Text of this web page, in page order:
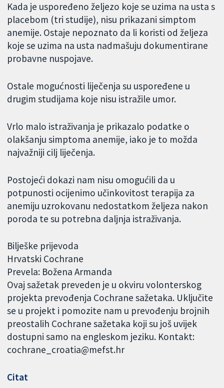
Kada je uspoređeno željezo koje se uzima na usta s
placebom (tri studije), nisu prikazani simptom
anemije. Ostaje nepoznato da li koristi od željeza
koje se uzima na usta nadmašuju dokumentirane
probavne nuspojave.
Ostale mogućnosti liječenja su uspoređene u
drugim studijama koje nisu istražile umor.
Vrlo malo istraživanja je prikazalo podatke o
olakšanju simptoma anemije, iako je to možda
najvažniji cilj liječenja.
Postojeći dokazi nam nisu omogućili da u
potpunosti ocijenimo učinkovitost terapija za
anemiju uzrokovanu nedostatkom željeza nakon
poroda te su potrebna daljnja istraživanja.
Bilješke prijevoda
Hrvatski Cochrane
Prevela: Božena Armanda
Ovaj sažetak preveden je u okviru volonterskog
projekta prevođenja Cochrane sažetaka. Uključite
se u projekt i pomozite nam u prevođenju brojnih
preostalih Cochrane sažetaka koji su još uvijek
dostupni samo na engleskom jeziku. Kontakt:
cochrane_croatia@mefst.hr
Citat